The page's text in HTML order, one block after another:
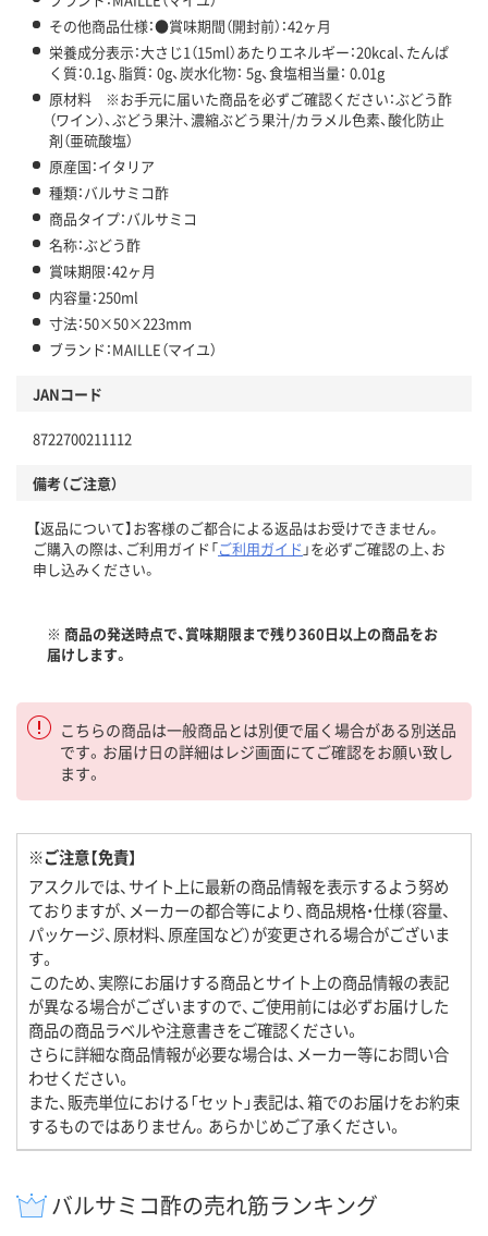
その他商品仕様：●賞味期間（開封前）：42ヶ月
栄養成分表示：大さじ1（15ml）あたりエネルギー：20kcal、たんぱ
く質：0.1g、脂質： 0g、炭水化物： 5g、食塩相当量： 0.01g
原材料 ※お手元に届いた商品を必ずご確認ください：ぶどう酢
（ワイン）、ぶどう果汁、濃縮ぶどう果汁/カラメル色素、酸化防止
剤（亜硫酸塩）
原産国：イタリア
種類：バルサミコ酢
商品タイプ：バルサミコ
名称：ぶどう酢
賞味期限：42ヶ月
内容量：250ml
寸法：50×50×223mm
ブランド：MAILLE（マイユ）
JANコード
8722700211112
備考（ご注意）
【返品について】お客様のご都合による返品はお受けできません。
ご購入の際は、ご利用ガイド「ご利用ガイド 」を必ずご確認の上、お
申し込みください。
※ 商品の発送時点で、賞味期限まで残り360日以上の商品をお
届けします。
こちらの商品は一般商品とは別便で届く場合がある別送品
です。お届け日の詳細はレジ画面にてご確認をお願い致し
ます。
※ご注意【免責】
アスクルでは、サイト上に最新の商品情報を表示するよう努め
ておりますが、メーカーの都合等により、商品規格・仕様（容量、
パッケージ、原材料、原産国など）が変更される場合がございま
す。
このため、実際にお届けする商品とサイト上の商品情報の表記
が異なる場合がございますので、ご使用前には必ずお届けした
商品の商品ラベルや注意書きをご確認ください。
さらに詳細な商品情報が必要な場合は、メーカー等にお問い合
わせください。
また、販売単位における「セット」表記は、箱でのお届けをお約束
するものではありません。あらかじめご了承ください。
バルサミコ酢の売れ筋ランキング